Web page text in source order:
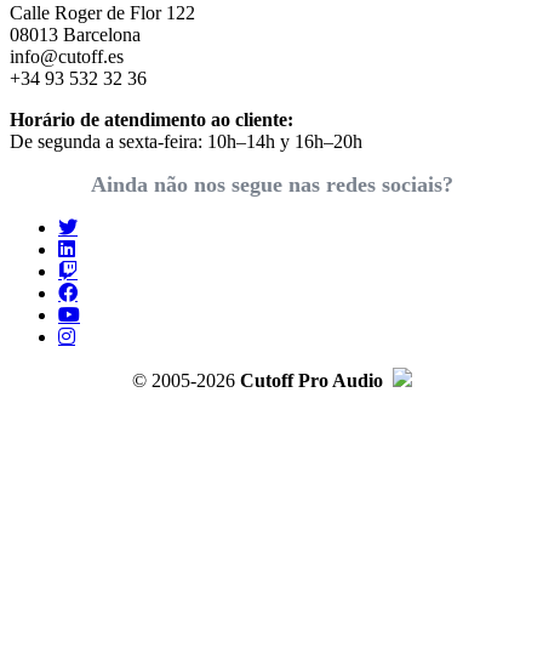
Calle Roger de Flor 122
08013 Barcelona
info@cutoff.es
+34 93 532 32 36
Horário de atendimento ao cliente:
De segunda a sexta-feira: 10h–14h y 16h–20h
Ainda não nos segue nas redes sociais?
© 2005-2026 Cutoff Pro Audio